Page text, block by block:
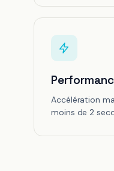
Accélération
moins de 2